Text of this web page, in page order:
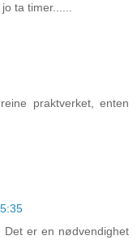
ta timer......
praktverket, enten
er en nødvendighet